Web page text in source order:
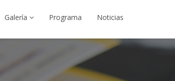
Galería Programa Noticias